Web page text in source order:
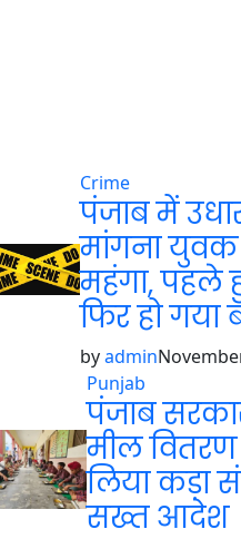
Crime
पंजाब में
मांगना
महंगा, पहले
फिर हो गया
byadmin
Punjab
पंजाब
मील
लिया कड़ा
सख्त आदेश